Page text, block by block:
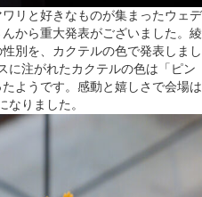
リと好きなものが集まったウェデ
から重大発表がございました。綾
別を、カクテルの色で発表しまし
に注がれたカクテルの色は「ピン
ようです。感動と嬉しさで会場は
なりました。